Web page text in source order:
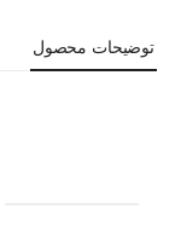
توضیحات محصول